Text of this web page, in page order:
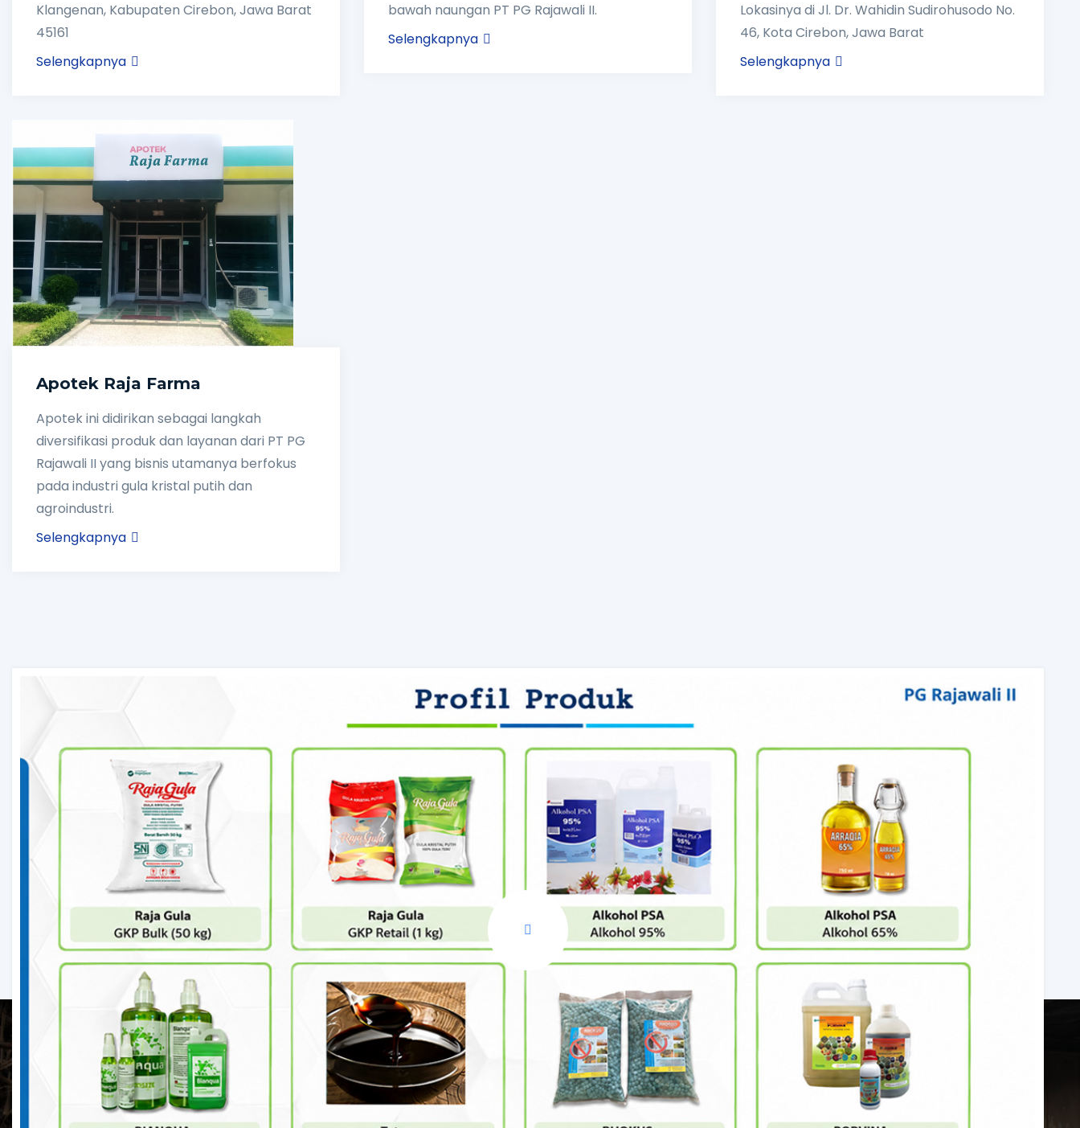
Klangenan, Kabupaten Cirebon, Jawa Barat
45161
Selengkapnya
bawah naungan PT PG Rajawali II.
Selengkapnya
Lokasinya di Jl. Dr. Wahidin Sudirohusodo No.
46, Kota Cirebon, Jawa Barat
Selengkapnya
Apotek Raja Farma
Apotek ini didirikan sebagai langkah
diversifikasi produk dan layanan dari PT PG
Rajawali II yang bisnis utamanya berfokus
pada industri gula kristal putih dan
agroindustri.
Selengkapnya